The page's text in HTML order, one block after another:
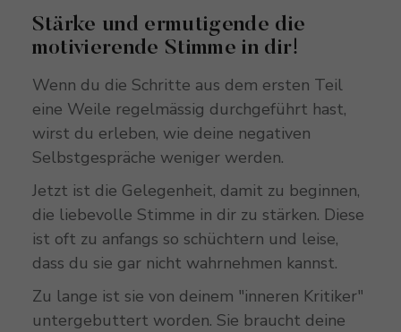
Stärke und ermutigende die
motivierende Stimme in dir!
Wenn du die Schritte aus dem ersten Teil
eine Weile regelmässig durchgeführt hast,
wirst du erleben, wie deine negativen
Selbstgespräche weniger werden.
Jetzt ist die Gelegenheit, damit zu beginnen,
die liebevolle Stimme in dir zu stärken. Diese
ist oft zu anfangs so schüchtern und leise,
dass du sie gar nicht wahrnehmen kannst.
Zu lange ist sie von deinem "inneren Kritiker"
untergebuttert worden. Sie braucht deine